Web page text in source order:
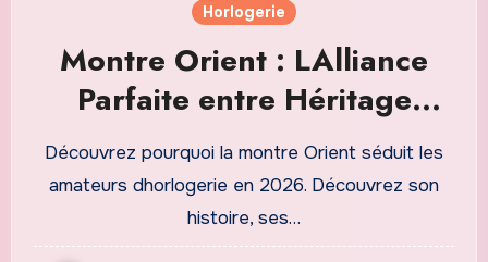
Horlogerie
Montre Orient : LAlliance
Parfaite entre Héritage
Japonais et Technique
Horlogère
Découvrez pourquoi la montre Orient séduit les
amateurs dhorlogerie en 2026. Découvrez son
histoire, ses…